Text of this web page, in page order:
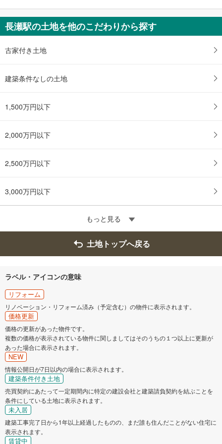
長瀬駅の土地を他のこだわりから探す
古家付き土地
建築条件なしの土地
1,500万円以下
2,000万円以下
2,500万円以下
3,000万円以下
もっと見る
土地トップへ戻る
ラベル・アイコンの意味
リフォーム
リノベーション・リフォーム済み（予定含む）の物件に表示されます。
価格更新
価格の更新があった物件です。
複数の価格が表示されている物件に関しましてはそのうちの１つ以上に更新が
あった場合に表示されます。
NEW
情報公開日が7日以内の場合に表示されます。
建築条件付き土地
売買契約にあたって一定期間内に特定の建設会社と建築請負契約を結ぶことを
条件にしている土地に表示されます。
未入居
建築工事完了日から1年以上経過したものの、まだ誰も住んだことがない住宅に
表示されます。
賃貸中